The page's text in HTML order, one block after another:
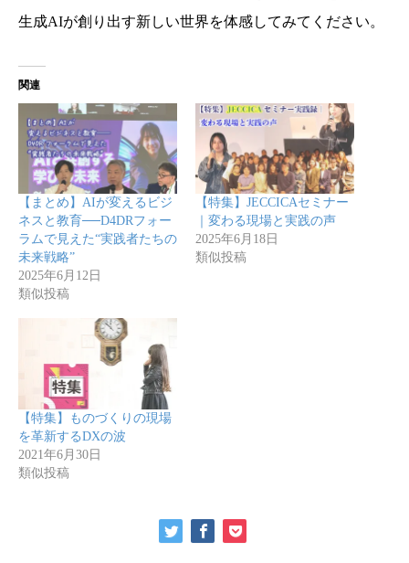
生成AIが創り出す新しい世界を体感してみてください。
関連
【まとめ】AIが変えるビジ
ネスと教育──D4DRフォー
ラムで見えた“実践者たちの
未来戦略”
2025年6月12日
類似投稿
【特集】JECCICAセミナー
｜変わる現場と実践の声
2025年6月18日
類似投稿
【特集】ものづくりの現場
を革新するDXの波
2021年6月30日
類似投稿